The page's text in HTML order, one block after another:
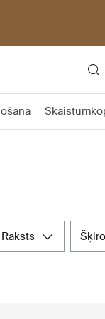
raksts